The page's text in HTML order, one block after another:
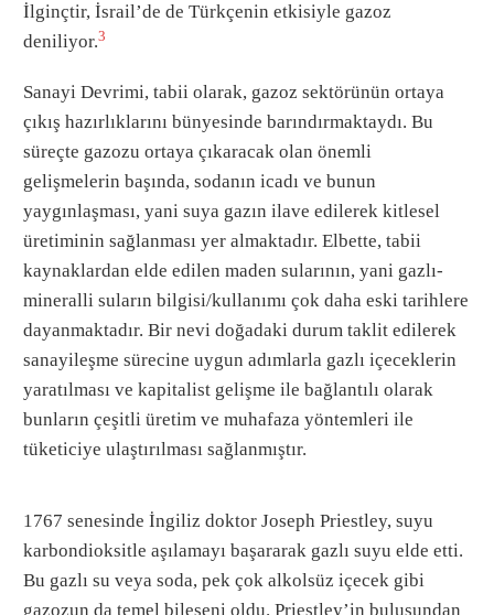
İlginçtir, İsrail’de de Türkçenin etkisiyle gazoz
deniliyor.3
Sanayi Devrimi, tabii olarak, gazoz sektörünün ortaya
çıkış hazırlıklarını bünyesinde barındırmaktaydı. Bu
süreçte gazozu ortaya çıkaracak olan önemli
gelişmelerin başında, sodanın icadı ve bunun
yaygınlaşması, yani suya gazın ilave edilerek kitlesel
üretiminin sağlanması yer almaktadır. Elbette, tabii
kaynaklardan elde edilen maden sularının, yani gazlı-
mineralli suların bilgisi/kullanımı çok daha eski tarihlere
dayanmaktadır. Bir nevi doğadaki durum taklit edilerek
sanayileşme sürecine uygun adımlarla gazlı içeceklerin
yaratılması ve kapitalist gelişme ile bağlantılı olarak
bunların çeşitli üretim ve muhafaza yöntemleri ile
tüketiciye ulaştırılması sağlanmıştır.
1767 senesinde İngiliz doktor Joseph Priestley, suyu
karbondioksitle aşılamayı başararak gazlı suyu elde etti.
Bu gazlı su veya soda, pek çok alkolsüz içecek gibi
gazozun da temel bileşeni oldu. Priestley’in buluşundan